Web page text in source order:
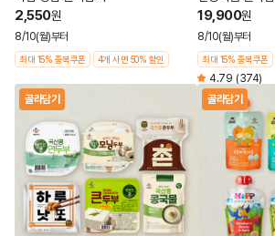
2,550원
8/10(월)부터
최대 15% 중복쿠폰 4개 사면 50% 할인
19,900원
8/10(월)부터
최대 15% 중복쿠폰
4.79 (374)
골라담기
골라담기